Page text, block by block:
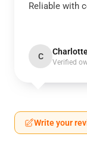
Reliable with
C
Verified
Write your